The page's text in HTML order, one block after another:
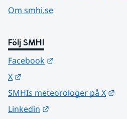
Om smhi.se
Följ SMHI
Facebook
X
SMHIs meteorologer på X
Linkedin